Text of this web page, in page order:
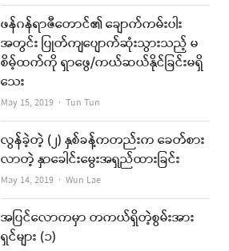
ဖန်ဂန်ရာဇီတောင်၏ ချောက်ကမ်းပါး
အတွင်း ပြုတ်ကျပျောက်ဆုံးသွားသည့် မ
စိမ့်ထက်ကို ရှာဖွေ/ကယ်ဆယ်နိုင်ခြင်းမရှိ
သေး
May 15, 2019 Author
Tun Tun
လွန်ခဲ့တဲ့ (၂) နှစ်ခန့်ကတည်းက ခေတ်စား
လာတဲ့ နှာခေါင်းမွေးအရှည်ထားခြင်း
May 14, 2019 Author
Wun Lae
အပြင်လောကမှာ တကယ်ရှိတဲ့စွမ်းအား
ရှင်များ (၁)